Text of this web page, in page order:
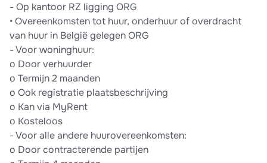
- Op kantoor RZ ligging ORG
• Overeenkomsten tot huur, onderhuur of overdracht
van huur in België gelegen ORG
- Voor woninghuur:
o Door verhuurder
o Termijn 2 maanden
o Ook registratie plaatsbeschrijving
o Kan via MyRent
o Kosteloos
- Voor alle andere huurovereenkomsten:
o Door contracterende partijen